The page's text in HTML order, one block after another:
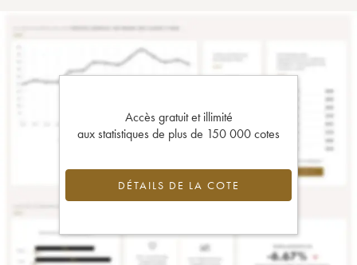
Accès gratuit et illimité
aux statistiques de plus de 150 000 cotes
DÉTAILS DE LA COTE